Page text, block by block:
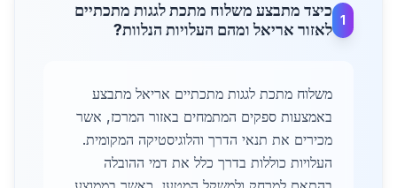
1
כיצד מתבצע משלוח מתכת לגגות מתכתיים
לאזור אריאל ומהם העלויות הנלוות?
משלוח מתכת לגגות מתכתיים אריאל מתבצע
באמצעות ספקים המתמחים באזור המרכז, אשר
מכירים את תנאי הדרך והלוגיסטיקה המקומית.
העלויות כוללות בדרך כלל את דמי ההובלה